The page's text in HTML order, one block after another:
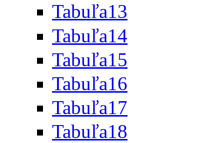
Tabuľa13
Tabuľa14
Tabuľa15
Tabuľa16
Tabuľa17
Tabuľa18